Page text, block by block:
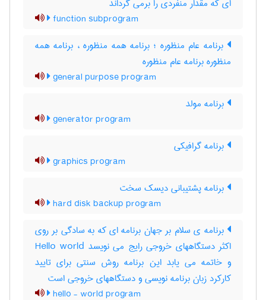
ای که مقدار منفردی را برمی گرداند
function subprogram
برنامه عام منظوره ؛ برنامه همه منظوره ، برنامه همه
منظوره برنامه عام منظوره
general purpose program
برنامه مولد
generator program
برنامه گرافیکی
graphics program
برنامه پشتیبانی دیسک سخت
hard disk backup program
برنامه ی سلام بر جهان برنامه ای که به سادگی بر روی
اکثر دستگاههای خروجی رایج می نویسد Hello world
و خاتمه می یابد این برنامه روش سنتی برای تایید
کارکرد زبان برنامه نویسی و دستگاههای خروجی است
hello - world program